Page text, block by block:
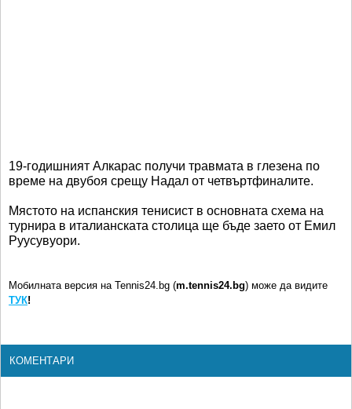
19-годишният Алкарас получи травмата в глезена по
време на двубоя срещу Надал от четвъртфиналите.
Мястото на испанския тенисист в основната схема на
турнира в италианската столица ще бъде заето от Емил
Руусувуори.
Мобилната версия на Tennis24.bg (m.tennis24.bg) може да видите
ТУК!
КОМЕНТАРИ